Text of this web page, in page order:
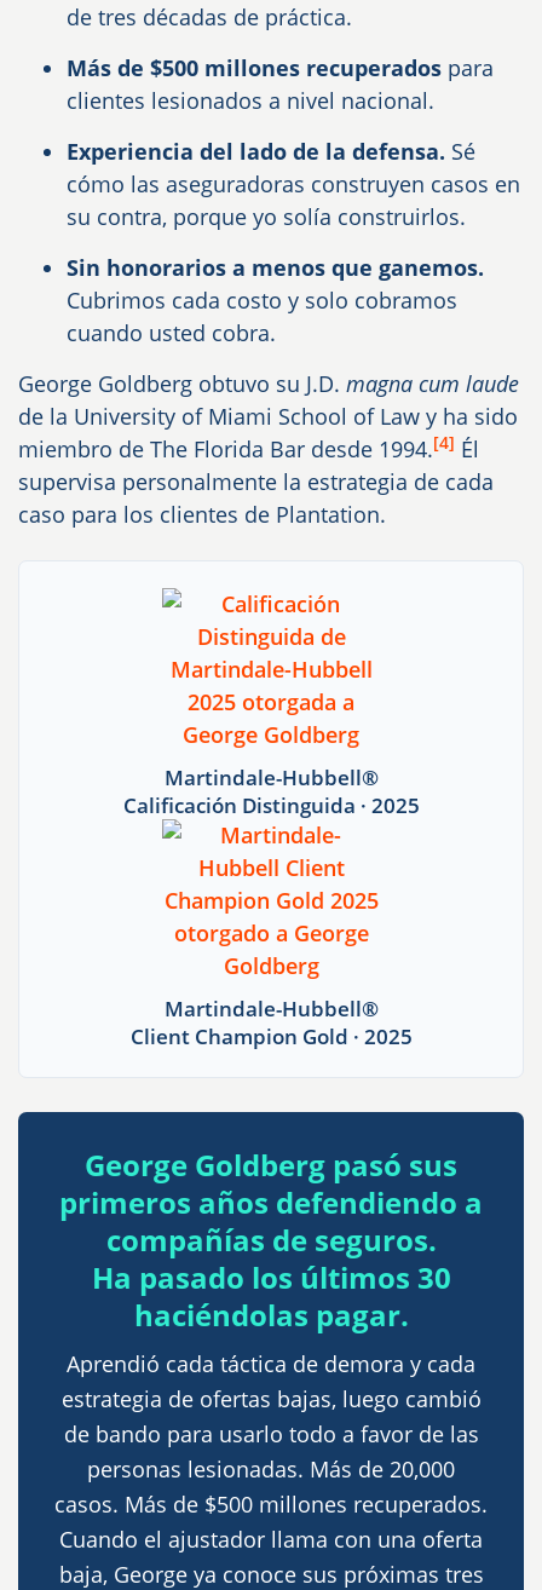
de tres décadas de práctica.
Más de $500 millones recuperados para
clientes lesionados a nivel nacional.
Experiencia del lado de la defensa. Sé
cómo las aseguradoras construyen casos en
su contra, porque yo solía construirlos.
Sin honorarios a menos que ganemos.
Cubrimos cada costo y solo cobramos
cuando usted cobra.
George Goldberg obtuvo su J.D. magna cum laude
de la University of Miami School of Law y ha sido
miembro de The Florida Bar desde 1994.[4] Él
supervisa personalmente la estrategia de cada
caso para los clientes de Plantation.
Martindale-Hubbell®
Calificación Distinguida · 2025
Martindale-Hubbell®
Client Champion Gold · 2025
George Goldberg pasó sus
primeros años defendiendo a
compañías de seguros.
Ha pasado los últimos 30
haciéndolas pagar.
Aprendió cada táctica de demora y cada
estrategia de ofertas bajas, luego cambió
de bando para usarlo todo a favor de las
personas lesionadas. Más de 20,000
casos. Más de $500 millones recuperados.
Cuando el ajustador llama con una oferta
baja, George ya conoce sus próximas tres